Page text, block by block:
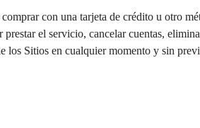
con una tarjeta de crédito u otro
el servicio, cancelar cuentas,
los Sitios en cualquier momento y sin